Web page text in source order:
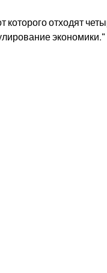
отходят
экономики."